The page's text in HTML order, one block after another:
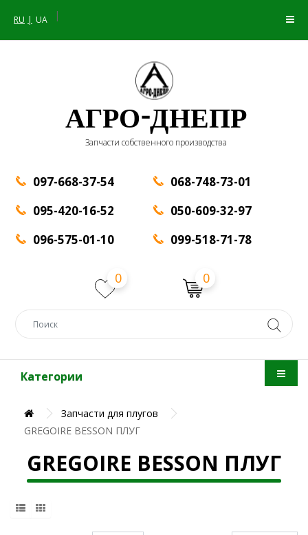
RU UA |
АГРО-ДНЕПР
Запчасти собственного производства
097-668-37-54
095-420-16-52
096-575-01-10
068-748-73-01
050-609-32-97
099-518-71-78
0 0
Категории
Запчасти для плугов
GREGOIRE BESSON ПЛУГ
GREGOIRE BESSON ПЛУГ